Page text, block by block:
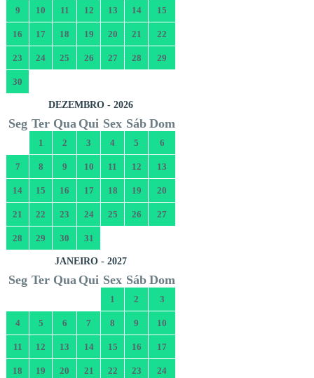
9 10 11 12 13 14 15
16 17 18 19 20 21 22
23 24 25 26 27 28 29
30
DEZEMBRO - 2026
Seg Ter Qua Qui Sex Sáb Dom
1 2 3 4 5 6
7 8 9 10 11 12 13
14 15 16 17 18 19 20
21 22 23 24 25 26 27
28 29 30 31
JANEIRO - 2027
Seg Ter Qua Qui Sex Sáb Dom
1 2 3
4 5 6 7 8 9 10
11 12 13 14 15 16 17
18 19 20 21 22 23 24